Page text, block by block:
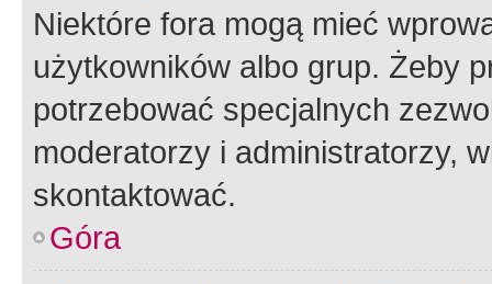
Niektóre fora mogą mieć
użytkowników albo grup. Żeby
potrzebować specjalnych
moderatorzy i administratorzy,
skontaktować.
Góra